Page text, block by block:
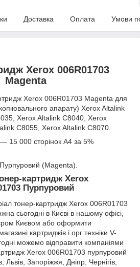
Доставка Оплата Умови
Xerox 006R01703
Magenta
Xerox 006R01703 Magenta для
апарату) Xerox Altalink
Xerox Altalink C8040, Xerox
C8055, Xerox Altalink C8070.
15 000 сторінок А4 за 5%
(Magenta).
картридж Xerox
Пурпуровий
тонер-картридж Xerox 006R01703
сьогодні в Києві в нашому офісі,
Києвом або оформити
картриджів і орг техніки V-
можемо відправити компаніями
Xerox 006R01703 пурпуровий
Запоріжжя, Дніпр, Чернігів,